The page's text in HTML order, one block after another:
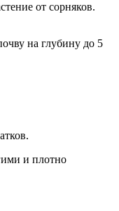
от сорняков.
на глубину до 5
и плотно